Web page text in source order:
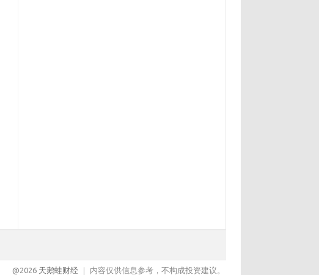
@2026 天鹅蛙财经 ｜ 内容仅供信息参考，不构成投资建议。